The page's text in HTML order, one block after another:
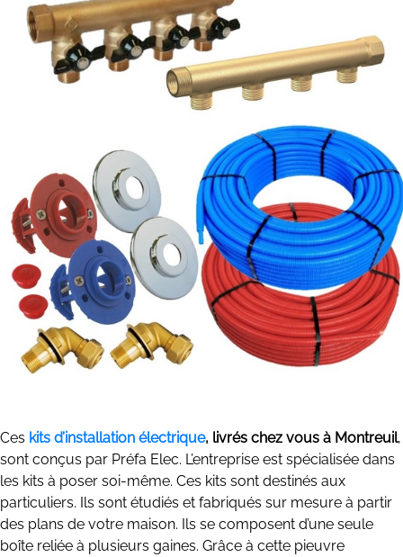
Ces kits d’installation électrique, livrés chez vous à Montreuil,
sont conçus par Préfa Elec. L’entreprise est spécialisée dans
les kits à poser soi-même. Ces kits sont destinés aux
particuliers. Ils sont étudiés et fabriqués sur mesure à partir
des plans de votre maison. Ils se composent d’une seule
boîte reliée à plusieurs gaines. Grâce à cette pieuvre